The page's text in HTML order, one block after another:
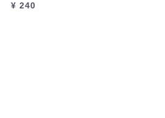
¥ 240